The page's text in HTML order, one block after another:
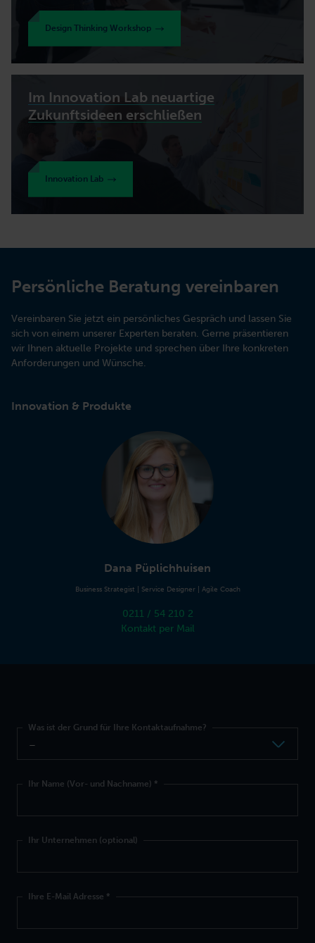
Design Thinking Workshop
Im Innovation Lab neuartige
Zukunftsideen erschließen
Innovation Lab
Persönliche Beratung vereinbaren
Vereinbaren Sie jetzt ein persönliches Gespräch und lassen Sie
sich von einem unserer Experten beraten. Gerne präsentieren
wir Ihnen aktuelle Projekte und sprechen über Ihre konkreten
Anforderungen und Wünsche.
Innovation & Produkte
Dana Püplichhuisen
Business Strategist | Service Designer | Agile Coach
0211 / 54 210 2
Kontakt per Mail
Was ist der Grund für Ihre Kontaktaufnahme?
Ihr Name (Vor- und Nachname) *
Ihr Unternehmen (optional)
Ihre E-Mail Adresse *